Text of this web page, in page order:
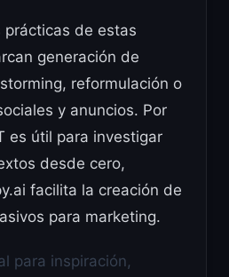
de estas
generación de
reformulación o
y anuncios. Por
es útil para investigar
desde cero,
facilita la creación de
para marketing.
para inspiración,